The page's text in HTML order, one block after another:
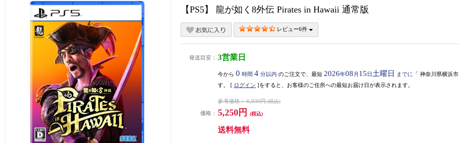
【PS5】 龍が如く8外伝 Pirates in Hawaii 通常版
レビュー6件
発送目安： 3営業日
今から 0 時間 4 分以内 のご注文で、最短 2026年08 月 15日 土曜日 までに 「 神奈川県横浜市
す。 [ ログイン ]をすると、お客様のご住所への最短お届け日が表示されます。
価格：
参考価格： 6,930円(税込)
5,250円 (税込)
送料無料